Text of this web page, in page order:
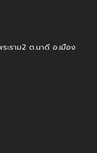
ะราม2 ต.นาดี อ.เมือง